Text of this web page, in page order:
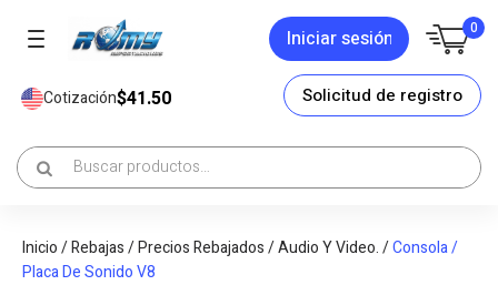
Iniciar sesión 0
Cotización$41.50 Solicitud de registro
Inicio/Rebajas/Precios Rebajados/Audio Y Video./Consola /
Placa De Sonido V8